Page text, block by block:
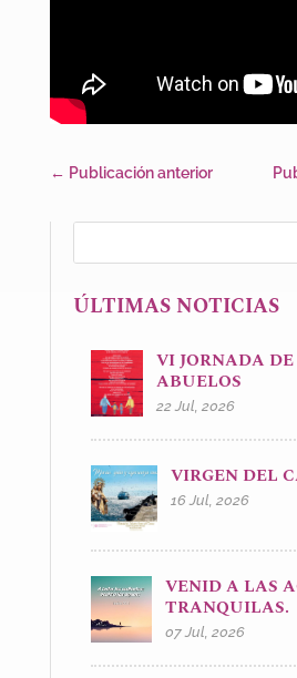
← Publicación anterior
ÚLTIMAS NOTICIAS
VI JORNADA
ABUELOS
22 Jul, 2026
VIRGEN DEL
16 Jul, 2026
VENID A LAS
TRANQUILAS.
07 Jul, 2026